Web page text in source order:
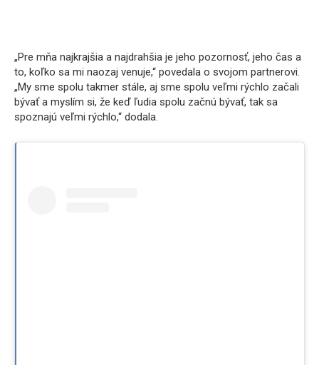
„Pre mňa najkrajšia a najdrahšia je jeho pozornosť, jeho čas a
to, koľko sa mi naozaj venuje,“ povedala o svojom partnerovi.
„My sme spolu takmer stále, aj sme spolu veľmi rýchlo začali
bývať a myslím si, že keď ľudia spolu začnú bývať, tak sa
spoznajú veľmi rýchlo,“ dodala.